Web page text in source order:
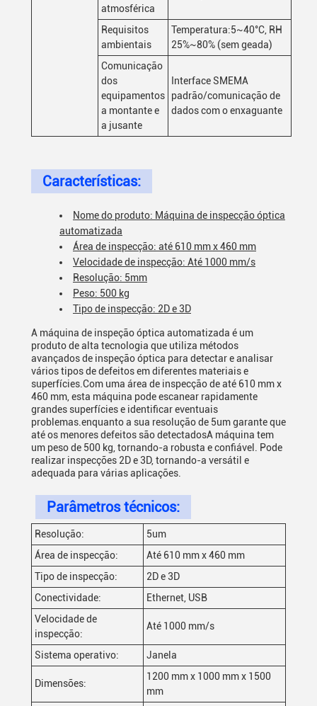
atmosférica
Requisitos
ambientais
Temperatura:5~40°C, RH
25%~80% (sem geada)
Comunicação
dos
equipamentos
a montante e
a jusante
Interface SMEMA
padrão/comunicação de
dados com o enxaguante
Características:
Nome do produto: Máquina de inspecção óptica
automatizada
Área de inspecção: até 610 mm x 460 mm
Velocidade de inspecção: Até 1000 mm/s
Resolução: 5mm
Peso: 500 kg
Tipo de inspecção: 2D e 3D
A máquina de inspeção óptica automatizada é um
produto de alta tecnologia que utiliza métodos
avançados de inspeção óptica para detectar e analisar
vários tipos de defeitos em diferentes materiais e
superfícies.Com uma área de inspecção de até 610 mm x
460 mm, esta máquina pode escanear rapidamente
grandes superfícies e identificar eventuais
problemas.enquanto a sua resolução de 5um garante que
até os menores defeitos são detectadosA máquina tem
um peso de 500 kg, tornando-a robusta e confiável. Pode
realizar inspecções 2D e 3D, tornando-a versátil e
adequada para várias aplicações.
Parâmetros técnicos:
Resolução:
5um
Área de inspecção:
Até 610 mm x 460 mm
Tipo de inspecção:
2D e 3D
Conectividade:
Ethernet, USB
Velocidade de
inspecção:
Até 1000 mm/s
Sistema operativo: Janela
Dimensões:
1200 mm x 1000 mm x 1500
mm